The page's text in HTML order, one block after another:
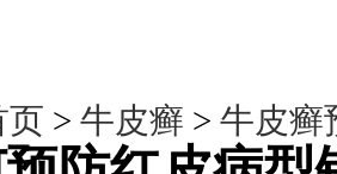
页 > 牛皮癣 > 牛皮癣